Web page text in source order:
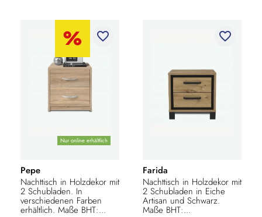
Nur online erhältlich
favorite_border
Pepe
Nachttisch in Holzdekor mit
2 Schubladen. In
verschiedenen Farben
erhältlich. Maße BHT:...
favorite_border
Farida
Nachttisch in Holzdekor mit
2 Schubladen in Eiche
Artisan und Schwarz.
Maße BHT:...